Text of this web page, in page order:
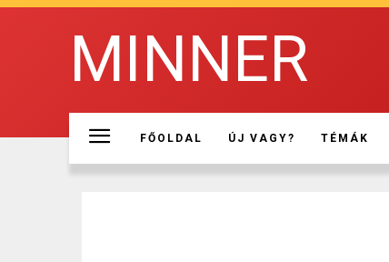
MINNER
FŐOLDAL ÚJ VAGY? TÉMÁK